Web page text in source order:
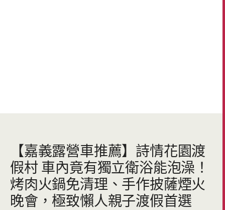
【嘉義露營車推薦】詩情花園渡
假村 車內竟有獨立衛浴能泡澡！
烤肉火鍋免清理、手作披薩煙火
晚會，極致懶人親子渡假首選